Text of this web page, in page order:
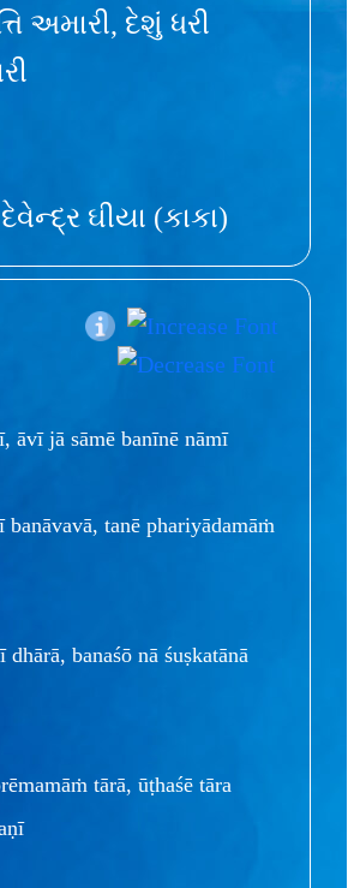
અમારી, દેશું ધરી
ઘીયા (કાકા)
āvī jā sāmē banīnē nāmī
banāvavā, tanē phariyādamāṁ
banaśō nā śuṣkatānā
tārā, ūṭhaśē tāra